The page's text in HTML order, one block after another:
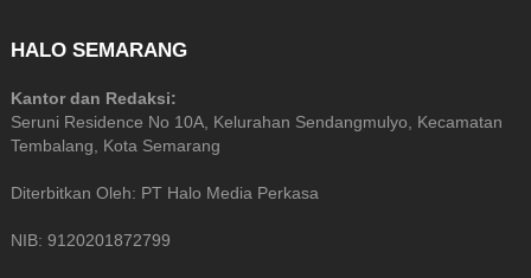
HALO SEMARANG
Kantor dan Redaksi:
Seruni Residence No 10A, Kelurahan Sendangmulyo, Kecamatan
Tembalang, Kota Semarang
Diterbitkan Oleh: PT Halo Media Perkasa
NIB: 9120201872799